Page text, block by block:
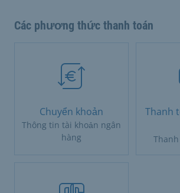
Các phương thức thanh toán
Chuyển khoản
Thông tin tài khoản ngân
hàng
Thanh